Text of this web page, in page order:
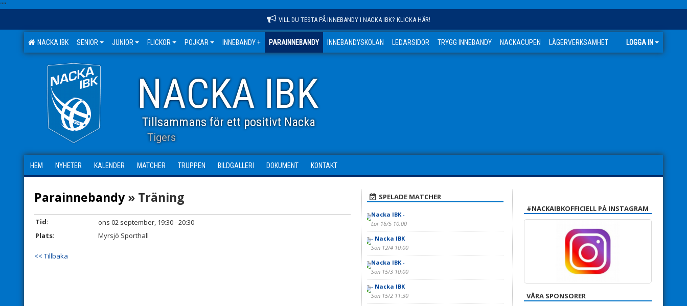
""
VILL DU TESTA PÅ INNEBANDY I NACKA IBK? KLICKA HÄR!
NACKA IBK SENIOR JUNIOR FLICKOR POJKAR INNEBANDY + PARAINNEBANDY INNEBANDYSKOLAN LEDARSIDOR TRYGG INNEBANDY NACKACUPEN LÄGERVERKSAMHET LOGGA IN
NACKA IBK
Tillsammans för ett positivt Nacka
Tigers
HEM NYHETER KALENDER MATCHER TRUPPEN BILDGALLERI DOKUMENT KONTAKT
Parainnebandy» Träning
Tid:
ons 02 september, 19:30 - 20:30
Plats:
Myrsjö Sporthall
<< Tillbaka
SPELADE MATCHER
Nacka IBK-
Lör 16/5 10:00
- Nacka IBK
Sön 12/4 10:00
Nacka IBK-
Sön 15/3 10:00
- Nacka IBK
Sön 15/2 11:30
#NACKAIBKOFFICIELL PÅ INSTAGRAM
VÅRA SPONSORER